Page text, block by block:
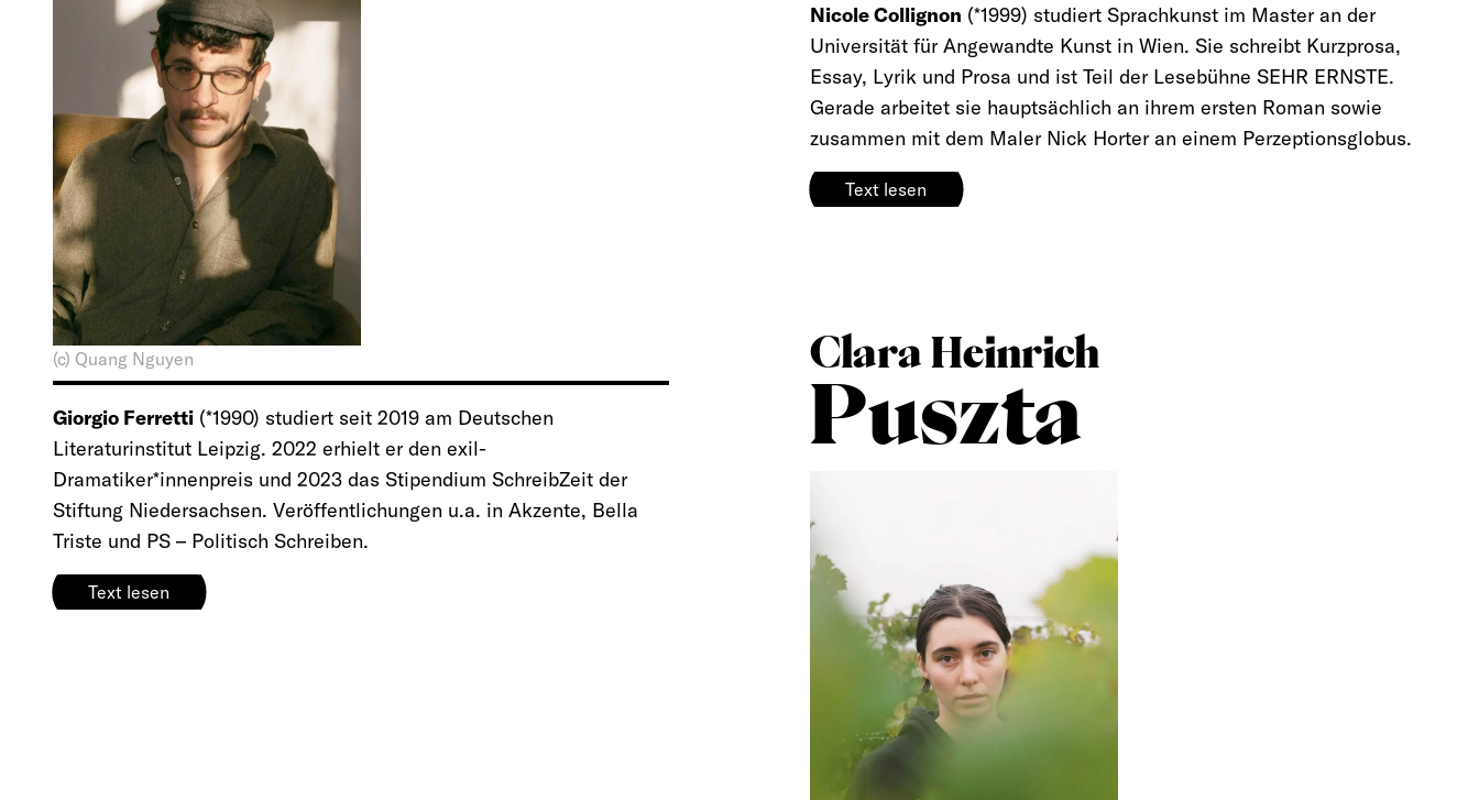
Nicole Collignon (*1999) studiert Sprachkunst im Master an der
Universität für Angewandte Kunst in Wien. Sie schreibt Kurzprosa,
Essay, Lyrik und Prosa und ist Teil der Lesebühne SEHR ERNSTE.
Gerade arbeitet sie hauptsächlich an ihrem ersten Roman sowie
zusammen mit dem Maler Nick Horter an einem Perzeptionsglobus.
Text lesen
(c) Quang Nguyen
Giorgio Ferretti (*1990) studiert seit 2019 am Deutschen
Literaturinstitut Leipzig. 2022 erhielt er den exil-
Dramatiker*innenpreis und 2023 das Stipendium SchreibZeit der
Stiftung Niedersachsen. Veröffentlichungen u.a. in Akzente, Bella
Triste und PS – Politisch Schreiben.
Text lesen
Clara Heinrich
Puszta